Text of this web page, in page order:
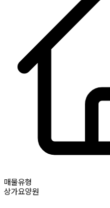
매물유형
상가요양원